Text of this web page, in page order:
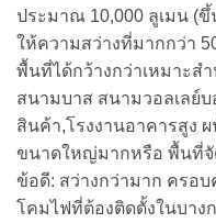
ประมาณ 10,000 ลูเมน (
ให้ความสว่างที่มากกว่า
พื้นที่ได้กว้างกว่าเหมาะส
สนามบาส สนามวอลเลย์
สินค้า,โรงงานอาคารสูง
ขนาดใหญ่มากหรือ พื้นที่จั
ข้อดี: สว่างกว่ามาก ครอ
โคมไฟที่ต้องติดตั้งในบาง